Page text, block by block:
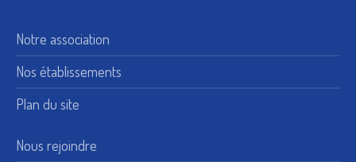
Notre association
Nos établissements
Plan du site
Nous rejoindre